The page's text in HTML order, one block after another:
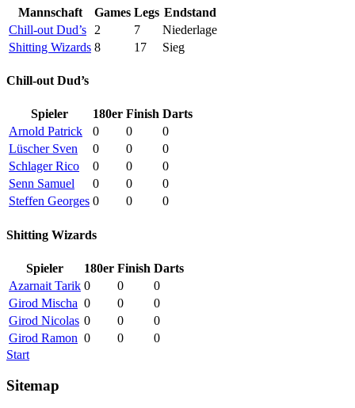
Mannschaft Games Legs Endstand
Chill-out Dud’s
2 7
Niederlage
Shitting Wizards 8 17 Sieg
Chill-out Dud’s
Spieler 180er Finish Darts
Arnold Patrick
0 0
0
Lüscher Sven
0 0
0
Schlager Rico
0 0
0
Senn Samuel
0 0
0
Steffen Georges 0 0 0
Shitting Wizards
Spieler 180er Finish Darts
Azarnait Tarik 0 0
0
Girod Mischa 0 0
0
Girod Nicolas 0 0
0
Girod Ramon 0 0
0
Start
Sitemap